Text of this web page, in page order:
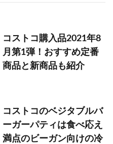
コストコ購入品2021年8
月第1弾！おすすめ定番
商品と新商品も紹介
コストコのベジタブルバ
ーガーパティは食べ応え
満点のビーガン向けの冷